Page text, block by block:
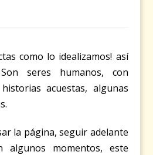
como lo idealizamos! así
seres humanos, con
acuestas, algunas
la página, seguir adelante
algunos momentos, este